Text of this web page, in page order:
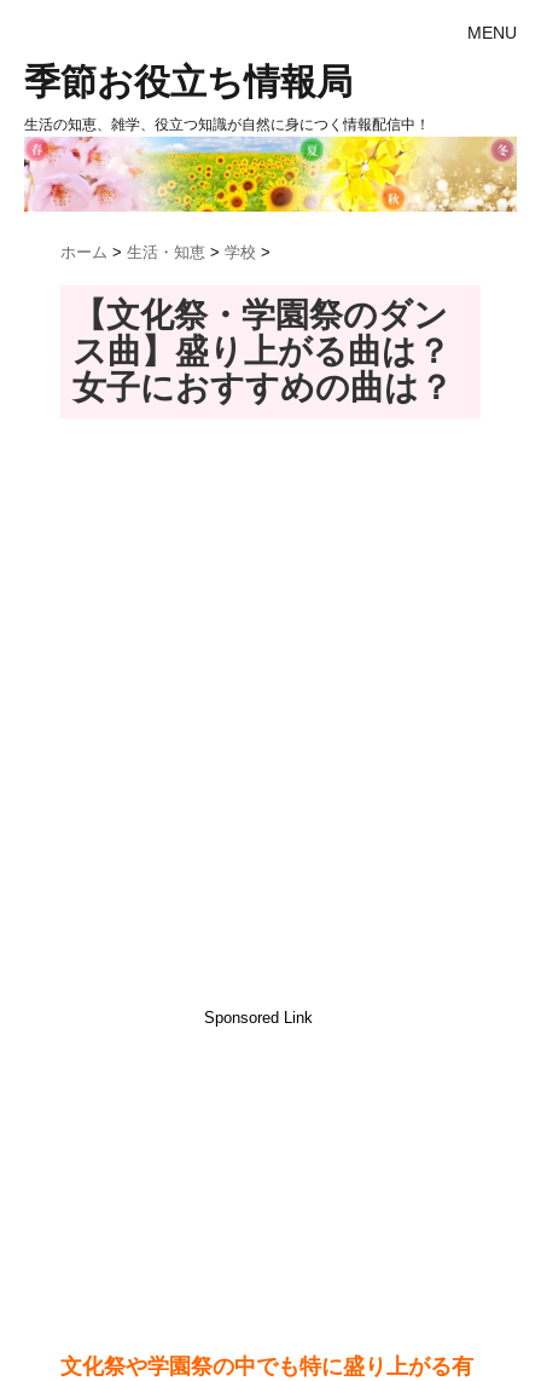
MENU
季節お役立ち情報局
生活の知恵、雑学、役立つ知識が自然に身につく情報配信中！
ホーム > 生活・知恵 > 学校 >
【文化祭・学園祭のダン
ス曲】盛り上がる曲は？
女子におすすめの曲は？
Sponsored Link
文化祭や学園祭の中でも特に盛り上がる有